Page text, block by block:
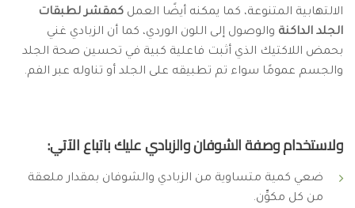
الالتهابية المتنوعة، كما يمكنه أيضًا العمل كمقشر لطبقات
الجلد الداكنة والوصول إلى اللون الوردي، كما أن الزبادي غني
بحمض اللاكتيك الذي أثبت فاعلية كبية في تحسين صحة الجلد
والجسم عمومًا سواء تم تطبيقه على الجلد أو تناوله عبر الفم.
ولاستخدام وصفة الشوفان والزبادي عليك باتباع الآتي:
ضعي كمية متساوية من الزبادي والشوفان بمقدار ملعقة
من كل مكوِّن.